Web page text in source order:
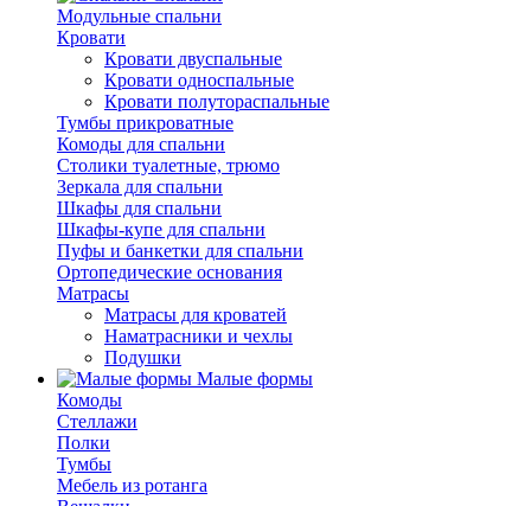
Модульные спальни
Кровати
Кровати двуспальные
Кровати односпальные
Кровати полутораспальные
Тумбы прикроватные
Комоды для спальни
Столики туалетные, трюмо
Зеркала для спальни
Шкафы для спальни
Шкафы-купе для спальни
Пуфы и банкетки для спальни
Ортопедические основания
Матрасы
Матрасы для кроватей
Наматрасники и чехлы
Подушки
Малые формы
Комоды
Стеллажи
Полки
Тумбы
Мебель из ротанга